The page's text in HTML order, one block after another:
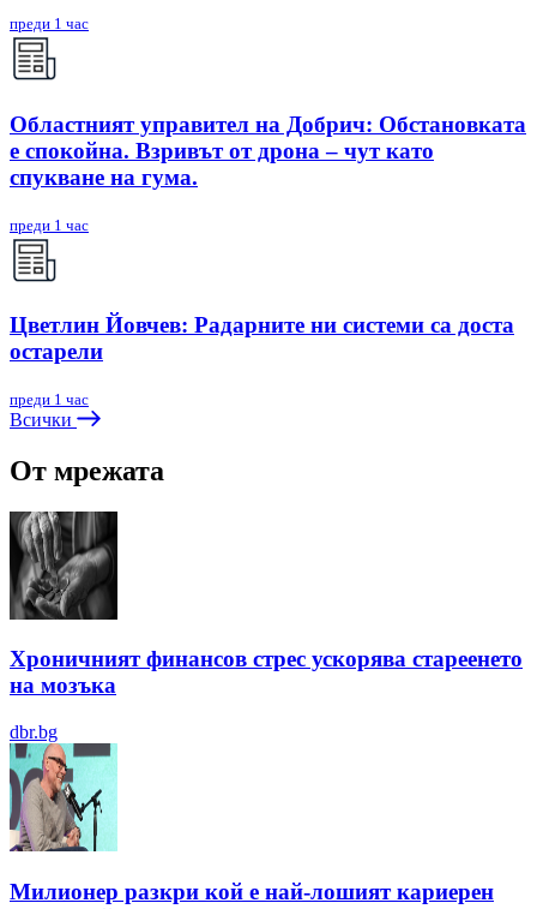
преди 1 час
Областният управител на Добрич: Обстановката
е спокойна. Взривът от дрона – чут като
спукване на гума.
преди 1 час
Цветлин Йовчев: Радарните ни системи са доста
остарели
преди 1 час
Всички
От мрежата
Хроничният финансов стрес ускорява стареенето
на мозъка
dbr.bg
Милионер разкри кой е най-лошият кариерен